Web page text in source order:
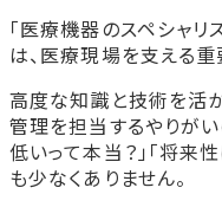
「医療機器のスペシャリ
は、医療現場を支える重
高度な知識と技術を活
管理を担当するやりが
低いって本当？」「将来
も少なくありません。